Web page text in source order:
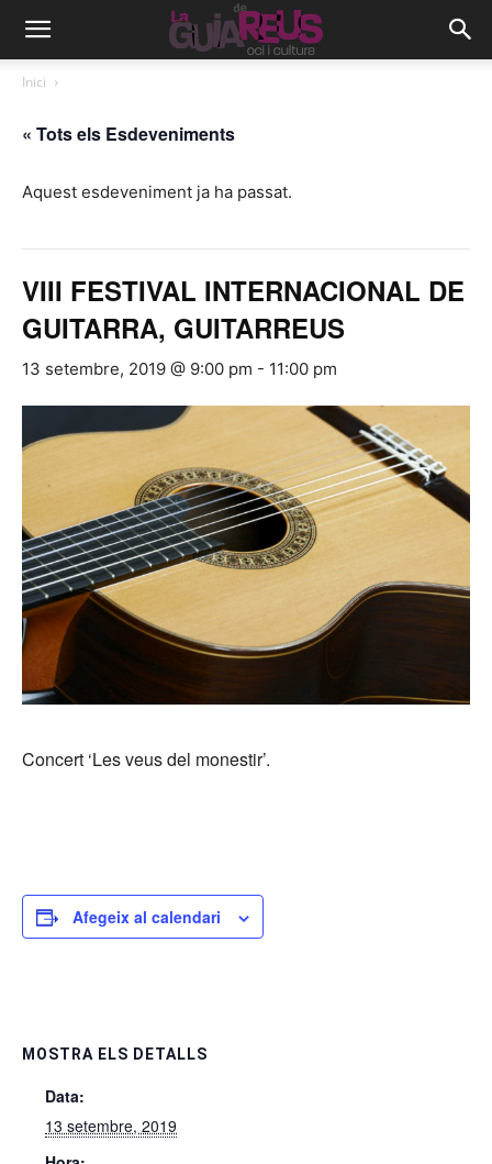
Inici
« Tots els Esdeveniments
Aquest esdeveniment ja ha passat.
VIII FESTIVAL INTERNACIONAL DE
GUITARRA, GUITARREUS
13 setembre, 2019 @ 9:00 pm - 11:00 pm
Concert ‘Les veus del monestir’.
Afegeix al calendari
MOSTRA ELS DETALLS
Data:
13 setembre, 2019